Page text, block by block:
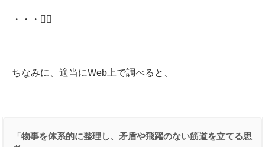
・・・🤷‍♀️
ちなみに、適当にWeb上で調べると、
「物事を体系的に整理し、矛盾や飛躍のない筋道を立てる思